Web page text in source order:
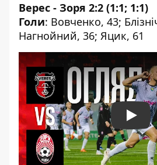
Верес - Зоря 2:2 (1:1; 1:1)
Голи: Вовченко, 43;
Нагнойний, 36; Яцик, 61
Play